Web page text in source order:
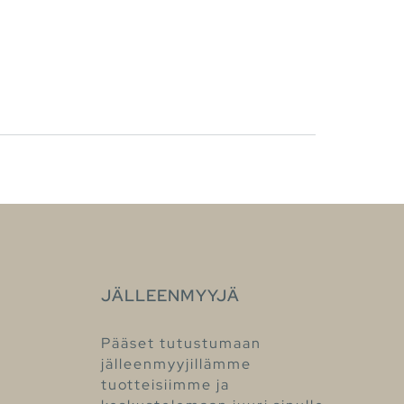
JÄLLEENMYYJÄ
Pääset tutustumaan
jälleenmyyjillämme
tuotteisiimme ja